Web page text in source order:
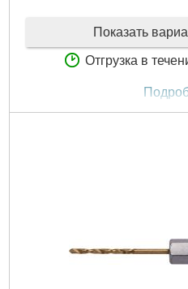
Показать
Отгрузка в